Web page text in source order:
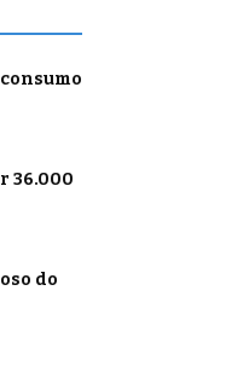
36.000
do